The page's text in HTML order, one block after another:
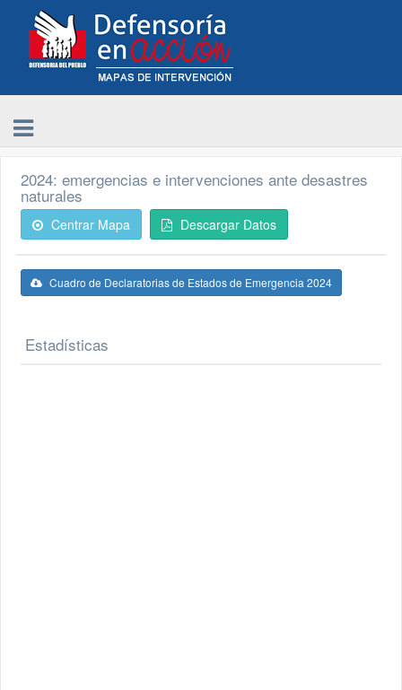
2024: emergencias e intervenciones ante desastres
naturales
Centrar Mapa Descargar Datos
Cuadro de Declaratorias de Estados de Emergencia 2024
Estadísticas